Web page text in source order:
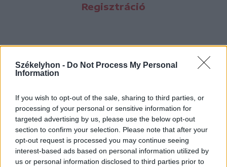
Székelyhon - Do Not Process My Personal
Information
If you wish to opt-out of the sale, sharing to third parties, or
processing of your personal or sensitive information for
targeted advertising by us, please use the below opt-out
section to confirm your selection. Please note that after your
opt-out request is processed you may continue seeing
interest-based ads based on personal information utilized by
us or personal information disclosed to third parties prior to
Regisztráció
Hasznos
Impresszum